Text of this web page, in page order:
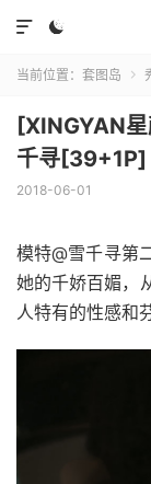


当前位置： 套图岛 
[XINGYAN
千寻[39+1P]
2018-06-01
模特@雪千寻第
她的千娇百媚，
人特有的性感和